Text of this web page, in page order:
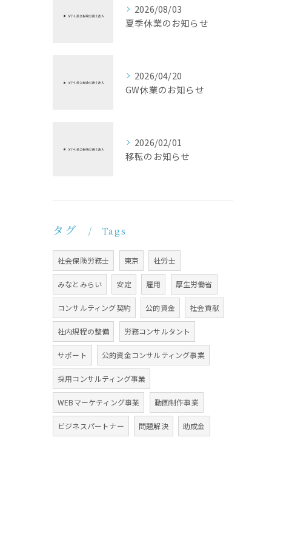
2026/08/03
夏季休業のお知らせ
2026/04/20
GW休業のお知らせ
2026/02/01
移転のお知らせ
タグ Tags
社会保険労務士 東京 社労士
みなとみらい 安定 雇用 厚生労働省
コンサルティング契約 公的資金 社会貢献
社内規程の整備 労務コンサルタント
サポート 公的資金コンサルティング事業
採用コンサルティング事業
WEBマーケティング事業 動画制作事業
ビジネスパートナー 問題解決 助成金